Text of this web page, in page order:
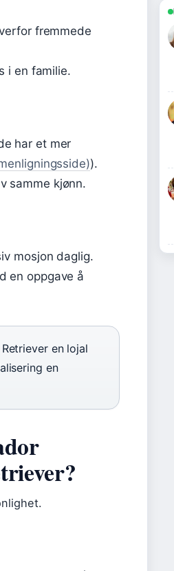
fremmede
i en familie.
har et mer
).
samme kjønn.
mosjon daglig.
en oppgave å
en lojal
en